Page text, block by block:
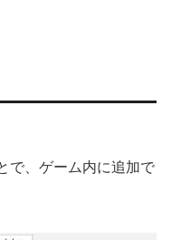
で、ゲーム内に追加で